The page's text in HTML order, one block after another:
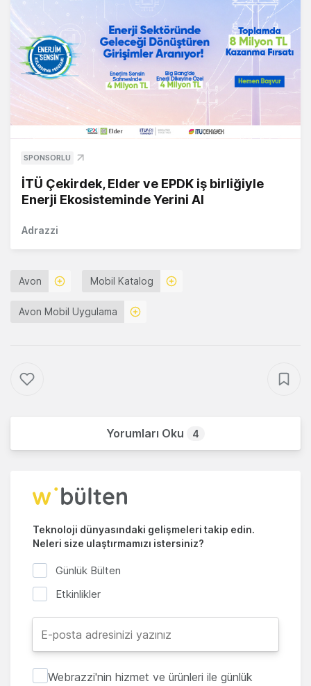
SPONSORLU
İTÜ Çekirdek, Elder ve EPDK iş birliğiyle
Enerji Ekosisteminde Yerini Al
Adrazzi
Avon Mobil Katalog
Avon Mobil Uygulama
Yorumları Oku 4
Teknoloji dünyasındaki gelişmeleri takip edin.
Neleri size ulaştırmamızı istersiniz?
Günlük Bülten
Etkinlikler
Webrazzi'nin hizmet ve ürünleri ile günlük